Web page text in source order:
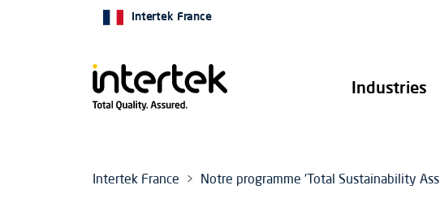
Industries
Intertek France
Intertek France Notre programme 'Total Sustainability